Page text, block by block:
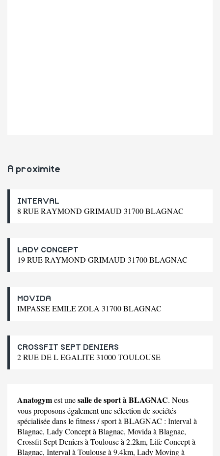
A proximite
INTERVAL
8 RUE RAYMOND GRIMAUD 31700 BLAGNAC
LADY CONCEPT
19 RUE RAYMOND GRIMAUD 31700 BLAGNAC
MOVIDA
IMPASSE EMILE ZOLA 31700 BLAGNAC
CROSSFIT SEPT DENIERS
2 RUE DE L EGALITE 31000 TOULOUSE
Anatogymest unesalle de sport à BLAGNAC. Nous
vous proposons également une sélection de sociétés
spécialisée dans le fitness / sport à BLAGNAC : Interval à
Blagnac, Lady Conceptà Blagnac, Movida à Blagnac,
Crossfit Sept Deniersà Toulouse à 2.2km, Life Conceptà
Blagnac, Interval à Toulouse à 9.4km, Lady Movingà